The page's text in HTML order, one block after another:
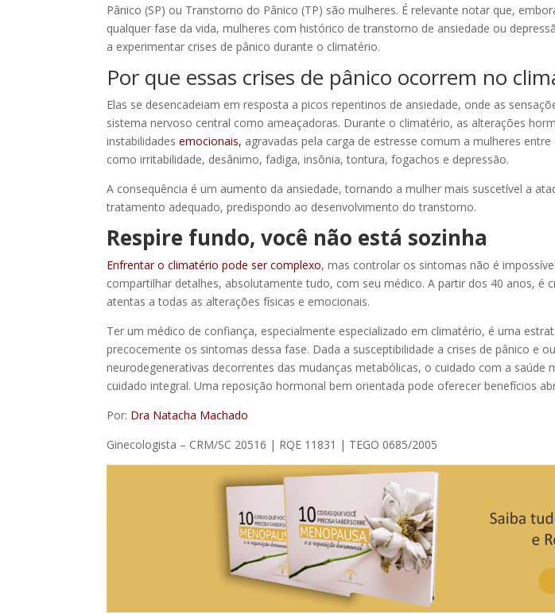
Pânico (SP) ou Transtorno do Pânico (TP) são mulheres. É relevante notar que,
qualquer fase da vida, mulheres com histórico de transtorno de ansiedade ou
a experimentar crises de pânico durante o climatério.
Por que essas crises de pânico ocorrem no
Elas se desencadeiam em resposta a picos repentinos de ansiedade, onde as
sistema nervoso central como ameaçadoras. Durante o climatério, as alterações
instabilidadesemocionais, agravadas pela carga de estresse comum a mulheres
como irritabilidade, desânimo, fadiga, insônia, tontura, fogachos e depressão.
A consequência é um aumento da ansiedade, tornando a mulher mais suscetível a
tratamento adequado, predispondo ao desenvolvimento do transtorno.
Respire fundo, você não está sozinha
Enfrentar o climatério pode ser complexo, mas controlar os sintomas não é
compartilhar detalhes, absolutamente tudo, com seu médico. A partir dos 40 anos, é
atentas a todas as alterações físicas e emocionais.
Ter um médico de confiança, especialmente especializado em climatério, é uma
precocemente os sintomas dessa fase. Dada a susceptibilidade a crises de pânico e
neurodegenerativas decorrentes das mudanças metabólicas, o cuidado com a saúde
cuidado integral. Uma reposição hormonal bem orientada pode oferecer benefícios
Por: Dra Natacha Machado
Ginecologista – CRM/SC 20516 | RQE 11831 | TEGO 0685/2005